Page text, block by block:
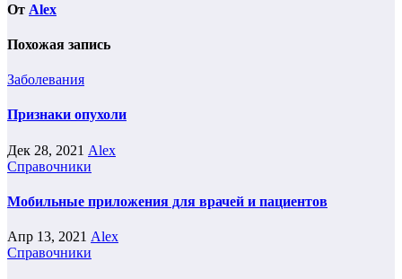
От Alex
Похожая запись
Заболевания
Признаки опухоли
Дек 28, 2021 Alex
Справочники
Мобильные приложения для врачей и пациентов
Апр 13, 2021 Alex
Справочники